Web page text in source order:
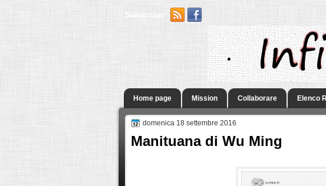
Subscribe:
.
Home page Mission Collaborare Elenco
domenica 18 settembre 2016
Manituana di Wu Ming